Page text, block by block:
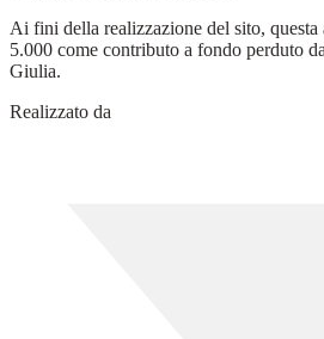
Ai fini della realizzazione del sito,
5.000 come contributo a fondo perduto
Giulia.
Realizzato da